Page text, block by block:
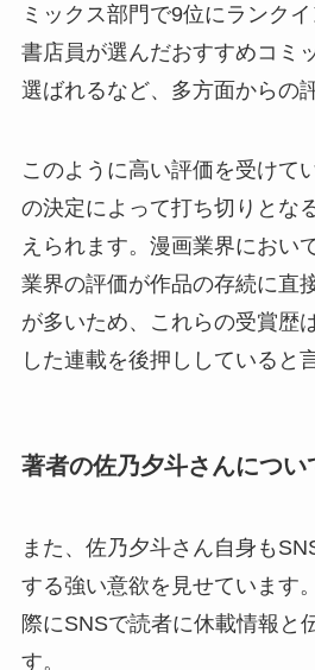
ミックス部門で9位にランク
書店員が選んだおすすめコミ
選ばれるなど、多方面からの
このように高い評価を受けて
の決定によって打ち切りとな
えられます。漫画業界におい
業界の評価が作品の存続に直
が多いため、これらの受賞歴
した連載を後押ししていると
著者の佐乃夕斗さんについ
また、佐乃夕斗さん自身も
する強い意欲を見せています
際にSNSで読者に休載情報と
す。